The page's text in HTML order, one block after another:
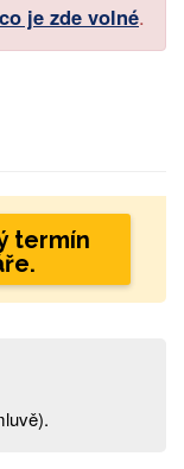
co je zde volné.
termín